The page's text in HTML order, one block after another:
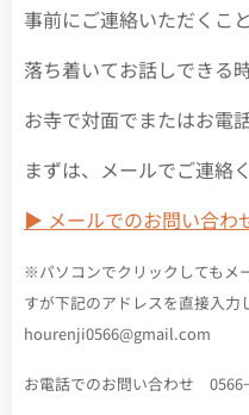
事前にご連絡いただくこと
落ち着いてお話しできる
お寺で対面でまたはお電
まずは、メールでご連絡
▶ メールでのお問い合わ
※パソコンでクリックしてもメ
すが下記のアドレスを直接入力
hourenji0566@gmail.com
お電話でのお問い合わせ